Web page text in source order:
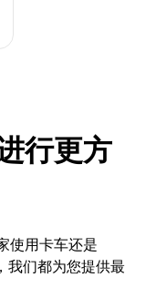
行更方
使用卡车还是
我们都为您提供最